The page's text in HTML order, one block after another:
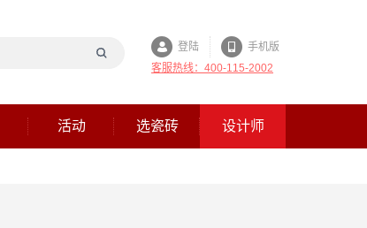
登陆
手机版
客服热线：400-115-2002
活动 选瓷砖 设计师